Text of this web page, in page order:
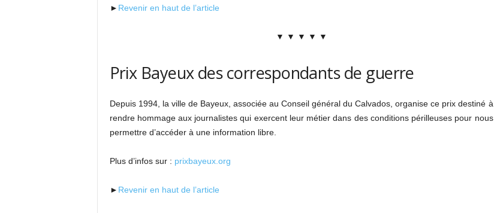
► Revenir en haut de l’article
▼ ▼ ▼ ▼ ▼
Prix Bayeux des correspondants de guerre
Depuis 1994, la ville de Bayeux, associée au Conseil général du Calvados, organise ce prix destiné à
rendre hommage aux journalistes qui exercent leur métier dans des conditions périlleuses pour nous
permettre d’accéder à une information libre.
Plus d’infos sur : prixbayeux.org
► Revenir en haut de l’article